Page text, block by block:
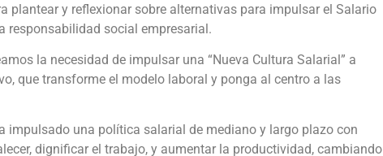
plantear y reflexionar sobre alternativas para impulsar el Salario
responsabilidad social empresarial.
la necesidad de impulsar una “Nueva Cultura Salarial” a
que transforme el modelo laboral y ponga al centro a las
impulsado una política salarial de mediano y largo plazo con
dignificar el trabajo, y aumentar la productividad, cambiando